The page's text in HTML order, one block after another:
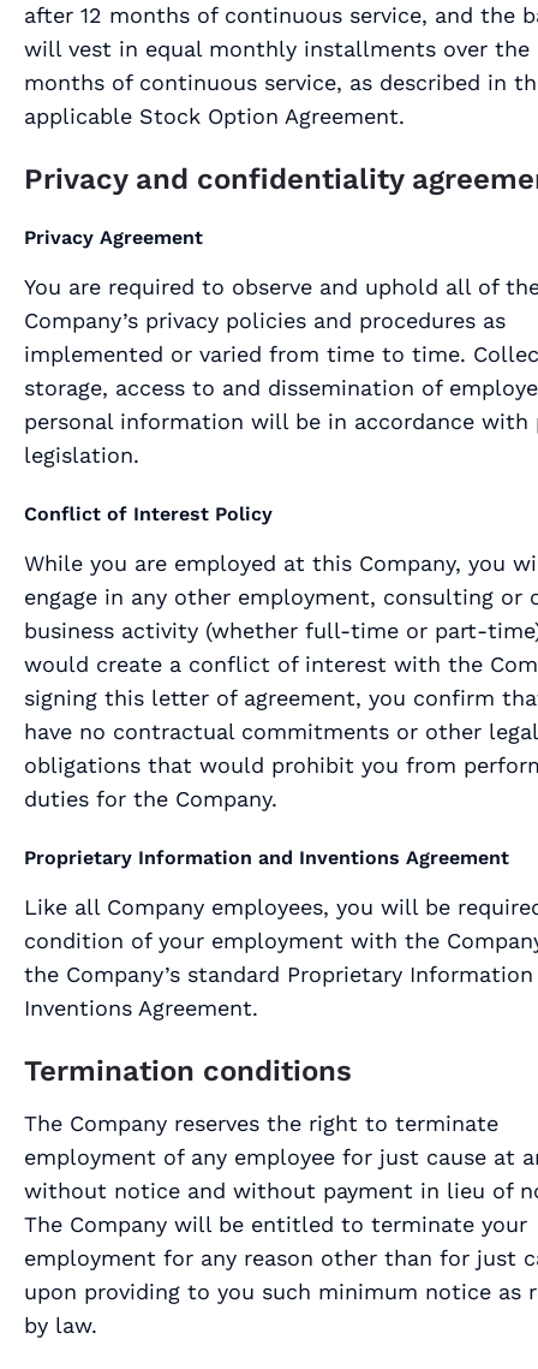
after 12 months of continuous service, and the
will vest in equal monthly installments over the
months of continuous service, as described in
applicable Stock Option Agreement.
Privacy and confidentiality
Privacy Agreement
You are required to observe and uphold all of
Company’s privacy policies and procedures as
implemented or varied from time to time.
storage, access to and dissemination of
personal information will be in accordance with
legislation.
Conflict of Interest Policy
While you are employed at this Company, you
engage in any other employment, consulting or
business activity (whether full-time or part-
would create a conflict of interest with the
signing this letter of agreement, you confirm
have no contractual commitments or other legal
obligations that would prohibit you from
duties for the Company.
Proprietary Information and Inventions Agreement
Like all Company employees, you will be
condition of your employment with the
the Company’s standard Proprietary
Inventions Agreement.
Termination conditions
The Company reserves the right to terminate
employment of any employee for just cause at
without notice and without payment in lieu of
The Company will be entitled to terminate your
employment for any reason other than for just
upon providing to you such minimum notice as
by law.